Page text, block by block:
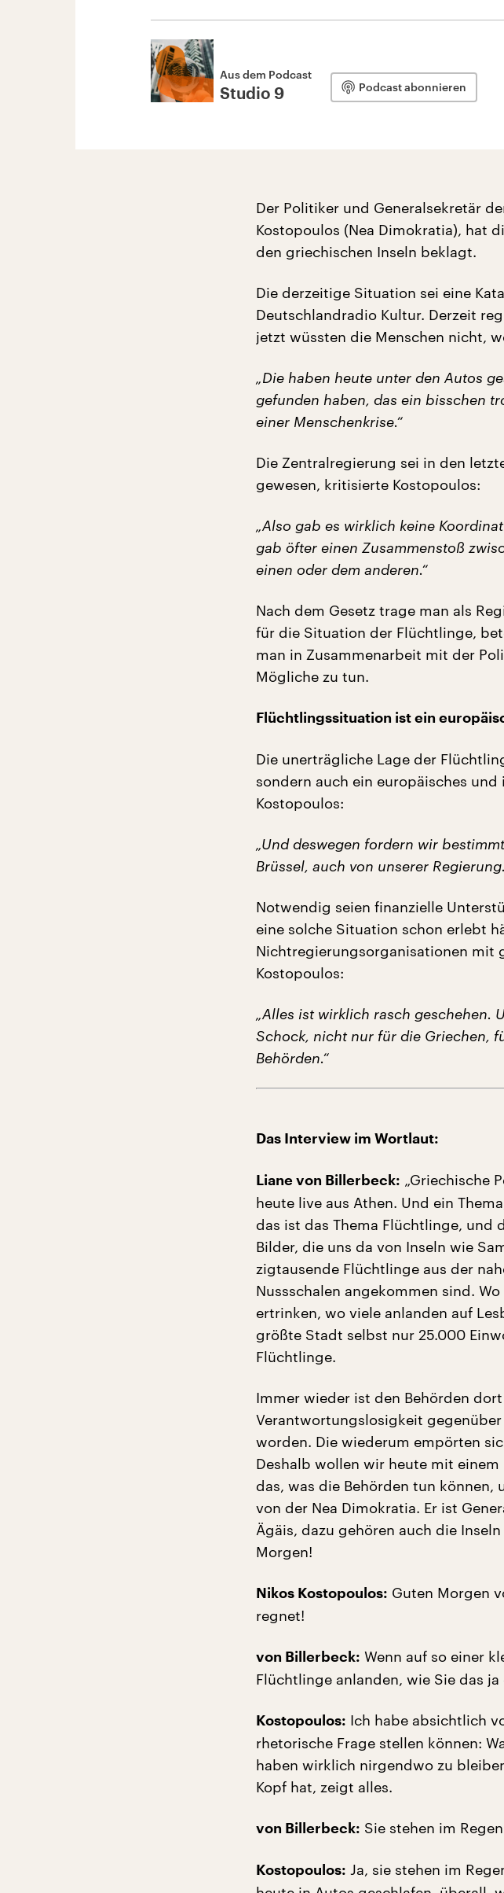
Aus dem Podcast
Studio 9 Podcast abonnieren
Der Politiker und Generalsekretär
Kostopoulos (Nea Dimokratia), hat
den griechischen Inseln beklagt.
Die derzeitige Situation sei eine
Deutschlandradio Kultur. Derzeit
jetzt wüssten die Menschen nicht,
„Die haben heute unter den Autos
gefunden haben, das ein bisschen
einer Menschenkrise.“
Die Zentralregierung sei in den
gewesen, kritisierte Kostopoulos:
„Also gab es wirklich keine
gab öfter einen Zusammenstoß
einen oder dem anderen.“
Nach dem Gesetz trage man als
für die Situation der Flüchtlinge,
man in Zusammenarbeit mit der
Mögliche zu tun.
Flüchtlingssituation ist ein
Die unerträgliche Lage der
sondern auch ein europäisches
Kostopoulos:
„Und deswegen fordern wir
Brüssel, auch von unserer
Notwendig seien finanzielle
eine solche Situation schon erlebt
Nichtregierungsorganisationen mit
Kostopoulos:
„Alles ist wirklich rasch geschehen.
Schock, nicht nur für die Griechen,
Behörden.“
Das Interview im Wortlaut:
Liane von Billerbeck: „Griechische
heute live aus Athen. Und ein
das ist das Thema Flüchtlinge, und
Bilder, die uns da von Inseln wie
zigtausende Flüchtlinge aus der
Nussschalen angekommen sind.
ertrinken, wo viele anlanden auf
größte Stadt selbst nur 25.000
Flüchtlinge.
Immer wieder ist den Behörden
Verantwortungslosigkeit
worden. Die wiederum empörten
Deshalb wollen wir heute mit
das, was die Behörden tun können,
von der Nea Dimokratia. Er ist
Ägäis, dazu gehören auch die
Morgen!
Nikos Kostopoulos: Guten Morgen
regnet!
von Billerbeck: Wenn auf so einer
Flüchtlinge anlanden, wie Sie das
Kostopoulos: Ich habe absichtlich
rhetorische Frage stellen können:
haben wirklich nirgendwo zu
Kopf hat, zeigt alles.
von Billerbeck: Sie stehen im
Kostopoulos: Ja, sie stehen im